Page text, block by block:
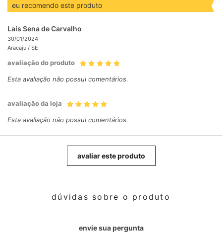
eu recomendo este produto
Laís Sena de Carvalho
30/01/2024
Aracaju / SE
avaliação do produto
Esta avaliação não possui comentários.
avaliação da loja
Esta avaliação não possui comentários.
avaliar este produto
dúvidas sobre o produto
envie sua pergunta